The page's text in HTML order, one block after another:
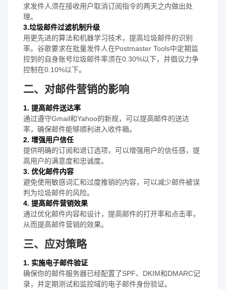
求发件人须在接收用户取消订阅指令的两天之内做出处
理。
3.垃圾邮件过滤机制升级
用更先进的算法和机器学习技术，提高垃圾邮件的识别
率。谷歌要求在批量发件人在Postmaster Tools中定期监
控到的自身账号垃圾邮件率须在0.30%以下，并倡议力争
控制在0.10%以下。
二、对邮件营销的影响
1. 提高邮件送达率
通过遵守Gmail和Yahoo的新规，可以提高邮件的送达
率，确保邮件能够顺利进入收件箱。
2. 增强用户信任
提供明确的订阅和退订选项，可以增强用户的信任感，提
高用户的满意度和忠诚度。
3. 优化邮件内容
避免使用敏感词汇和过度推销的内容，可以减少邮件被误
判为垃圾邮件的风险。
4. 提高邮件营销效果
通过优化邮件内容和设计，提高邮件的打开率和点击率，
从而提高邮件营销的效果。
三、应对策略
1. 实施电子邮件验证
确保你的邮件服务器已经配置了SPF、DKIM和DMARC记
录，并定期测试和监控域的电子邮件身份验证。